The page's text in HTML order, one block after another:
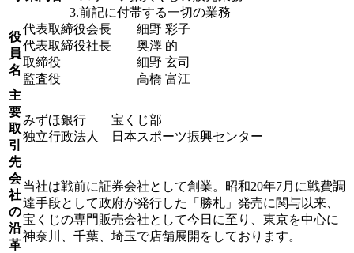
3.前記に付帯する一切の業務
役
員
名
代表取締役会長 細野 彩子
代表取締役社長 奥澤 的
取締役 細野 玄司
監査役 高橋 富江
主
要
取
引
先
みずほ銀行 宝くじ部
独立行政法人 日本スポーツ振興センター
会
社
の
沿
革
当社は戦前に証券会社として創業。昭和20年7月に戦費調
達手段として政府が発行した「勝札」発売に関与以来、
宝くじの専門販売会社として今日に至り、東京を中心に
神奈川、千葉、埼玉で店舗展開をしております。